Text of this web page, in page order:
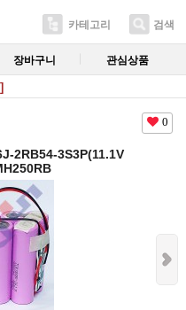
카테고리 검색
장바구니 관심상품
0
2RB54-3S3P(11.1V